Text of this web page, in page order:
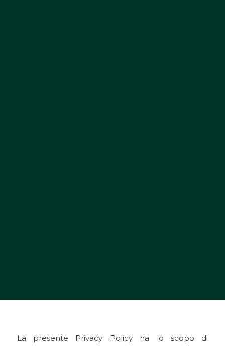
La presente Privacy Policy ha lo scopo di